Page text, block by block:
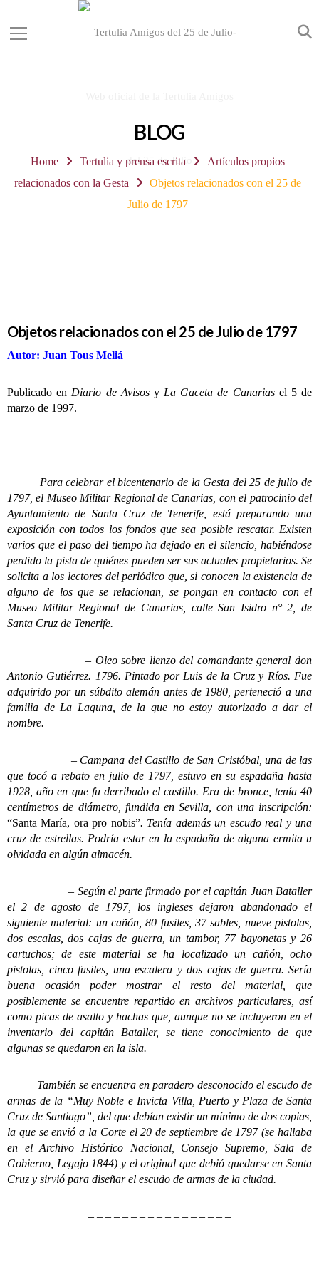
BLOG
Home Tertulia y prensa escrita
Artículos propios
relacionados con la Gesta
Objetos relacionados con el 25 de
Julio de 1797
Objetos relacionados con el 25 de Julio de 1797
Autor: Juan Tous Meliá
Publicado en Diario de Avisos y La Gaceta de Canarias el 5 de
marzo de 1997.
Para celebrar el bicentenario de la Gesta del 25 de julio de
1797, el Museo Militar Regional de Canarias, con el patrocinio del
Ayuntamiento de Santa Cruz de Tenerife, está preparando una
exposición con todos los fondos que sea posible rescatar. Existen
varios que el paso del tiempo ha dejado en el silencio, habiéndose
perdido la pista de quiénes pueden ser sus actuales propietarios. Se
solicita a los lectores del periódico que, si conocen la existencia de
alguno de los que se relacionan, se pongan en contacto con el
Museo Militar Regional de Canarias, calle San Isidro n° 2, de
Santa Cruz de Tenerife.
– Oleo sobre lienzo del comandante general don
Antonio Gutiérrez. 1796. Pintado por Luis de la Cruz y Ríos. Fue
adquirido por un súbdito alemán antes de 1980, perteneció a una
familia de La Laguna, de la que no estoy autorizado a dar el
nombre.
– Campana del Castillo de San Cristóbal, una de las
que tocó a rebato en julio de 1797, estuvo en su espadaña hasta
1928, año en que fu derribado el castillo. Era de bronce, tenía 40
centímetros de diámetro, fundida en Sevilla, con una inscripción:
“Santa María, ora pro nobis”. Tenía además un escudo real y una
cruz de estrellas. Podría estar en la espadaña de alguna ermita u
olvidada en algún almacén.
– Según el parte firmado por el capitán Juan Bataller
el 2 de agosto de 1797, los ingleses dejaron abandonado el
siguiente material: un cañón, 80 fusiles, 37 sables, nueve pistolas,
dos escalas, dos cajas de guerra, un tambor, 77 bayonetas y 26
cartuchos; de este material se ha localizado un cañón, ocho
pistolas, cinco fusiles, una escalera y dos cajas de guerra. Sería
buena ocasión poder mostrar el resto del material, que
posiblemente se encuentre repartido en archivos particulares, así
como picas de asalto y hachas que, aunque no se incluyeron en el
inventario del capitán Bataller, se tiene conocimiento de que
algunas se quedaron en la isla.
También se encuentra en paradero desconocido el escudo de
armas de la “Muy Noble e Invicta Villa, Puerto y Plaza de Santa
Cruz de Santiago”, del que debían existir un mínimo de dos copias,
la que se envió a la Corte el 20 de septiembre de 1797 (se hallaba
en el Archivo Histórico Nacional, Consejo Supremo, Sala de
Gobierno, Legajo 1844) y el original que debió quedarse en Santa
Cruz y sirvió para diseñar el escudo de armas de la ciudad.
– – – – – – – – – – – – – – – – –